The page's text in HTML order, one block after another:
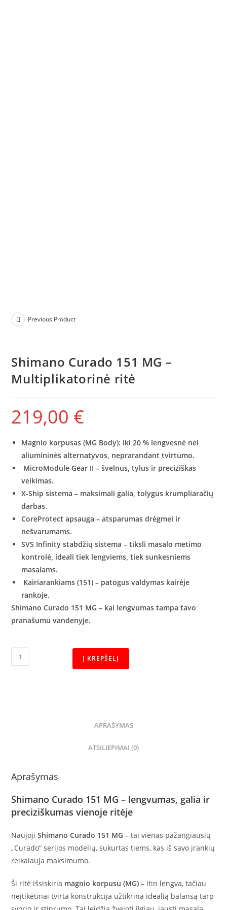
Previous Product
Shimano Curado 151 MG –
Multiplikatorinė ritė
219,00 €
Magnio korpusas (MG Body): iki 20 % lengvesnė nei
aliumininės alternatyvos, neprarandant tvirtumo.
MicroModule Gear II – švelnus, tylus ir preciziškas
veikimas.
X-Ship sistema – maksimali galia, tolygus krumpliaračių
darbas.
CoreProtect apsauga – atsparumas drėgmei ir
nešvarumams.
SVS Infinity stabdžių sistema – tiksli masalo metimo
kontrolė, ideali tiek lengviems, tiek sunkesniems
masalams.
Kairiarankiams (151) – patogus valdymas kairėje
rankoje.
Shimano Curado 151 MG – kai lengvumas tampa tavo
pranašumu vandenyje.
Į KREPŠELĮ
APRAŠYMAS
ATSILIEPIMAI (0)
Aprašymas
Shimano Curado 151 MG – lengvumas, galia ir
preciziškumas vienoje ritėje
NaujojiShimano Curado 151 MG – tai vienas pažangiausių
„Curado“ serijos modelių, sukurtas tiems, kas iš savo įrankių
reikalauja maksimumo.
Ši ritė išsiskiria magnio korpusu (MG) – itin lengva, tačiau
neįtikėtinai tvirta konstrukcija užtikrina idealią balansą tarp